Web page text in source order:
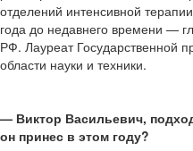
отделений интенсивной
года до недавнего времени —
РФ. Лауреат Государственной
области науки и техники.
— Виктор Васильевич,
он принес в этом году?